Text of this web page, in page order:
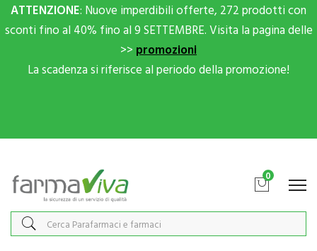
ATTENZIONE: Nuove imperdibili offerte, 272 prodotti con
sconti fino al 40% fino al 9 SETTEMBRE. Visita la pagina delle
>> promozioni
La scadenza si riferisce al periodo della promozione!
0